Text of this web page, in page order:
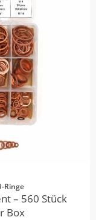
Ringe
– 560 Stück
Box